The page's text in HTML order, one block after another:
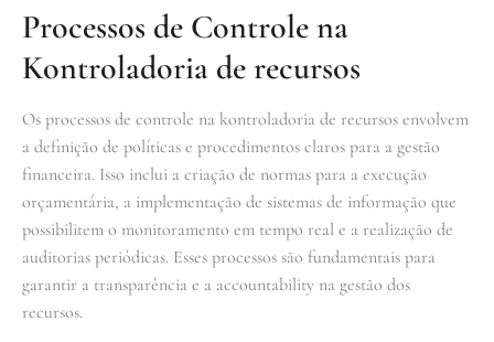
Processos de Controle na
Kontroladoria de recursos
Os processos de controle na kontroladoria de recursos envolvem
a definição de políticas e procedimentos claros para a gestão
financeira. Isso inclui a criação de normas para a execução
orçamentária, a implementação de sistemas de informação que
possibilitem o monitoramento em tempo real e a realização de
auditorias periódicas. Esses processos são fundamentais para
garantir a transparência e a accountability na gestão dos
recursos.